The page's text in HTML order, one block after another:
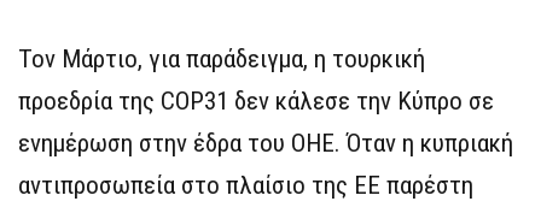
Τον Μάρτιο, για παράδειγμα, η τουρκική
προεδρία της COP31 δεν κάλεσε την Κύπρο σε
ενημέρωση στην έδρα του ΟΗΕ. Όταν η κυπριακή
αντιπροσωπεία στο πλαίσιο της ΕΕ παρέστη